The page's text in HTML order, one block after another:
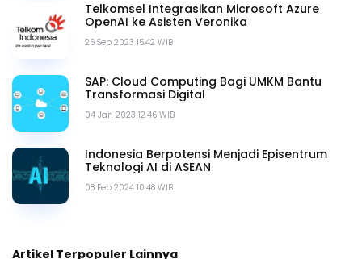
26 Sep 2023 15.42 WIB
Telkomsel Integrasikan Microsoft Azure
OpenAI ke Asisten Veronika
04 Jan 2023 12.46 WIB
SAP: Cloud Computing Bagi UMKM Bantu
Transformasi Digital
08 Feb 2024 10.48 WIB
Indonesia Berpotensi Menjadi Episentrum
Teknologi AI di ASEAN
Artikel Terpopuler Lainnya